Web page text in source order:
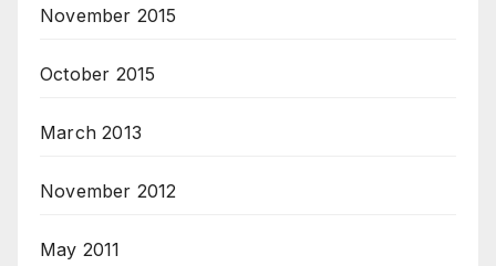
November 2015
October 2015
March 2013
November 2012
May 2011